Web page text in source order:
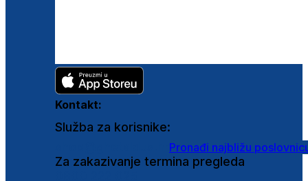
Kontakt:
Služba za korisnike:
Pronađi najbližu
Za zakazivanje termina pregleda